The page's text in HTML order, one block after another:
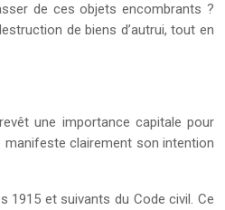
de ces objets encombrants ?
de biens d’autrui, tout en
une importance capitale pour
clairement son intention
1915 et suivants du Code civil. Ce